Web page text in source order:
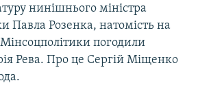
нинішнього міністра
Павла Розенка, натомість на
погодили
Рева. Про це Сергій Міщенко